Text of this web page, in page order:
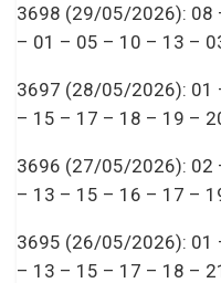
3698 (29/05/2026): 08
– 01 – 05 – 10 – 13 –
3697 (28/05/2026): 01
– 15 – 17 – 18 – 19 –
3696 (27/05/2026): 02
– 13 – 15 – 16 – 17 –
3695 (26/05/2026): 01
– 13 – 15 – 17 – 18 –